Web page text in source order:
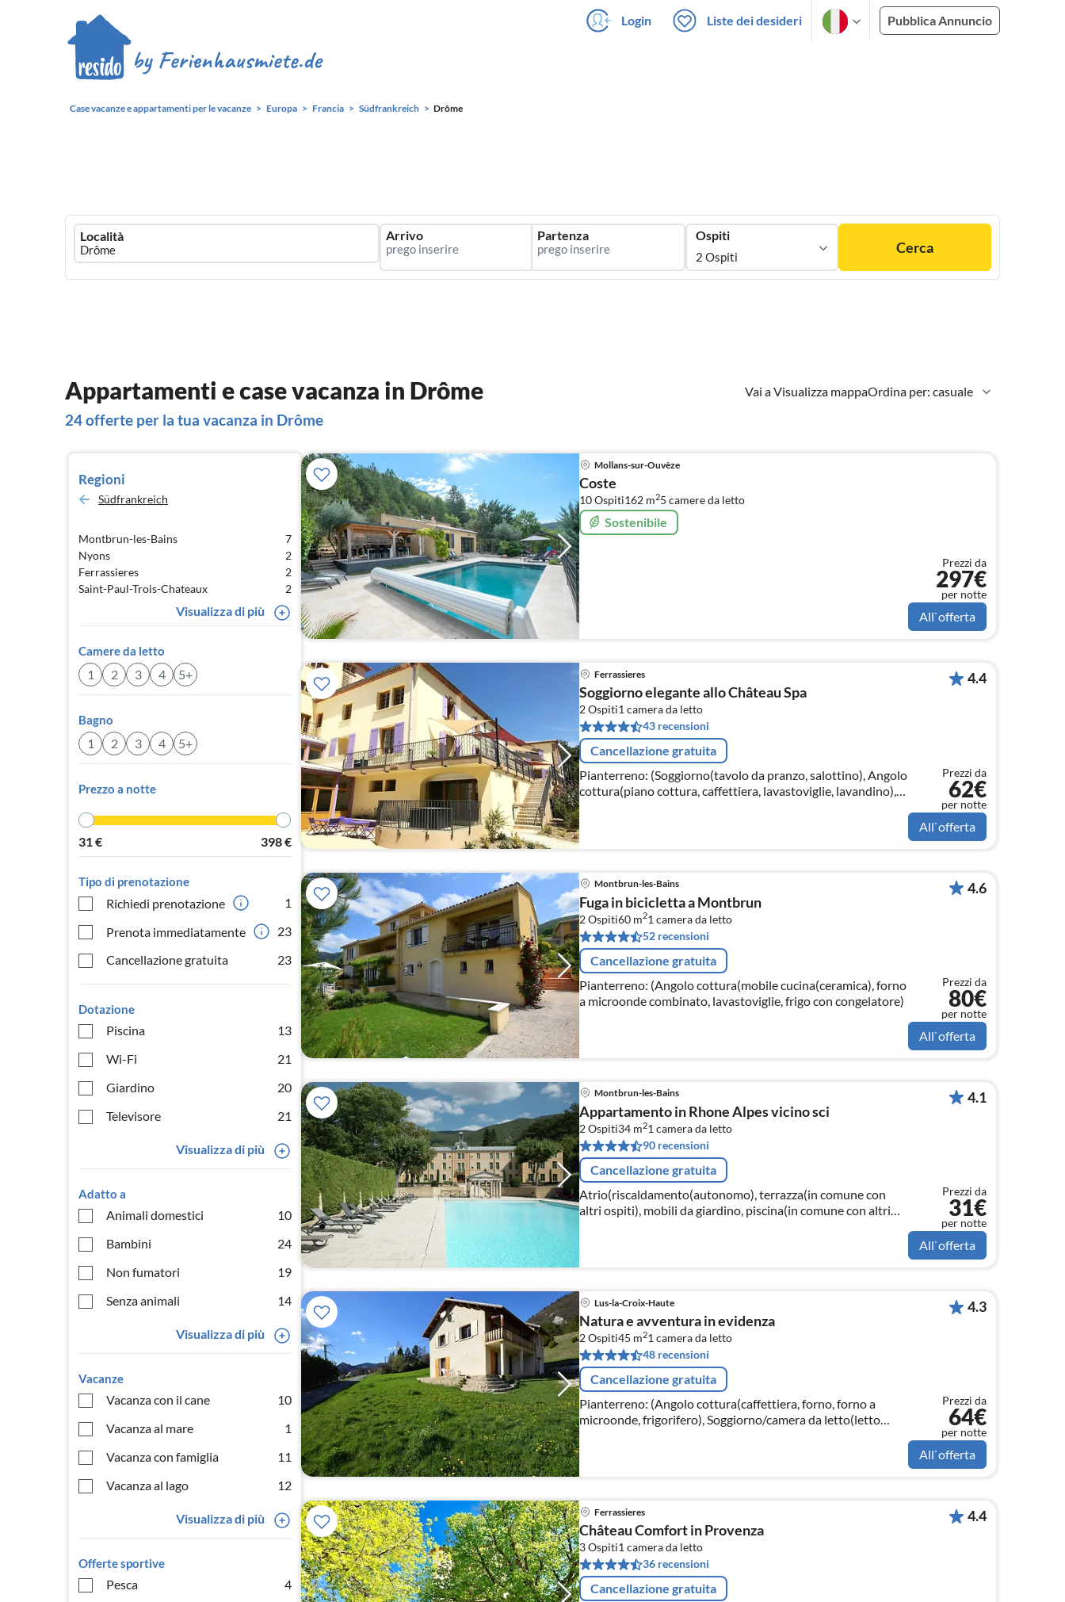
Login Liste dei desideri Pubblica Annuncio
Case vacanze e appartamenti per le vacanze Europa Francia Südfrankreich Drôme
Ferienhausmiete
logo
Località Arrivo Partenza Ospiti
2 Ospiti
Cerca
Vai a Visualizza mappaOrdina per: casuale
Appartamenti e case vacanza in Drôme
24 offerte per la tua vacanza in Drôme
Regioni
Südfrankreich
Montbrun-les-Bains
7
Nyons
2
Ferrassieres
2
Saint-Paul-Trois-Chateaux
2
Visualizza di più
Camere da letto
1 2 3 4 5+
Bagno
1 2 3 4 5+
Prezzo a notte
31€ 398€
Tipo di prenotazione
Richiedi prenotazione
1
Prenota immediatamente
23
Cancellazione gratuita
23
Dotazione
Piscina
13
Wi-Fi
21
Giardino
20
Televisore
21
Visualizza di più
Adatto a
Animali domestici
10
Bambini
24
Non fumatori
19
Senza animali
14
Visualizza di più
Vacanze
Vacanza con il cane
10
Vacanza al mare
1
Vacanza con famiglia
11
Vacanza al lago
12
Visualizza di più
Offerte sportive
Pesca
4
Mollans-sur-Ouvèze
Coste
10 Ospiti162 m25 camere da letto
Sostenibile
Prezzi da
297€
per notte
All`offerta
Ferrassieres
Soggiorno elegante allo Château Spa
2 Ospiti1 camera da letto
43 recensioni
Cancellazione gratuita
Pianterreno: (Soggiorno(tavolo da pranzo, salottino), Angolo
cottura(piano cottura, caffettiera, lavastoviglie, lavandino),
Camera da letto(letto matrimoniale)
4.4
Prezzi da
62€
per notte
All`offerta
Montbrun-les-Bains
Fuga in bicicletta a Montbrun
2 Ospiti60 m21 camera da letto
52 recensioni
Cancellazione gratuita
Pianterreno: (Angolo cottura(mobile cucina(ceramica), forno
a microonde combinato, lavastoviglie, frigo con congelatore)
4.6
Prezzi da
80€
per notte
All`offerta
Montbrun-les-Bains
Appartamento in Rhone Alpes vicino sci
2 Ospiti34 m21 camera da letto
90 recensioni
Cancellazione gratuita
Atrio(riscaldamento(autonomo), terrazza(in comune con
altri ospiti), mobili da giardino, piscina(in comune con altri
4.1
Prezzi da
31€
per notte
All`offerta
Lus-la-Croix-Haute
Natura e avventura in evidenza
2 Ospiti45 m21 camera da letto
48 recensioni
Cancellazione gratuita
Pianterreno: (Angolo cottura(caffettiera, forno, forno a
microonde, frigorifero), Soggiorno/camera da letto(letto
singolo, letto estraibile (1-pers.), letto matrimoniale, TV)
4.3
Prezzi da
64€
per notte
All`offerta
Ferrassieres
Château Comfort in Provenza
3 Ospiti1camera da letto
36 recensioni
Cancellazione gratuita
4.4